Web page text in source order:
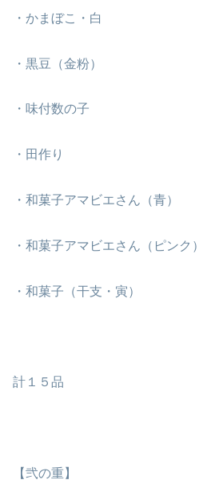
・かまぼこ・白
・黒豆（金粉）
・味付数の子
・田作り
・和菓子アマビエさん（青）
・和菓子アマビエさん（ピンク）
・和菓子（干支・寅）
計１５品
【弐の重】